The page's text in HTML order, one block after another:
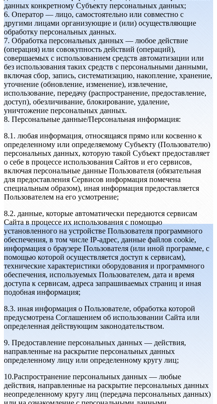
данных конкретному Субъекту персональных данных;
6. Оператор — лицо, самостоятельно или совместно с
другими лицами организующие и (или) осуществляющие
обработку персональных данных.
7. Обработка персональных данных — любое действие
(операция) или совокупность действий (операций),
совершаемых с использованием средств автоматизации или
без использования таких средств с персональными данными,
включая сбор, запись, систематизацию, накопление, хранение,
уточнение (обновление, изменение), извлечение,
использование, передачу (распространение, предоставление,
доступ), обезличивание, блокирование, удаление,
уничтожение персональных данных.
8. Персональные данные/Персональная информация:
8.1. любая информация, относящаяся прямо или косвенно к
определенному или определяемому Субъекту (Пользователю)
персональных данных, которую такой Субъект предоставляет
о себе в процессе использования Сайтов и его сервисов,
включая персональные данные Пользователя (обязательная
для предоставления Сервисов информация помечена
специальным образом), иная информация предоставляется
Пользователем на его усмотрение;
8.2. данные, которые автоматически передаются сервисам
Сайта в процессе их использования с помощью
установленного на устройстве Пользователя программного
обеспечения, в том числе IP-адрес, данные файлов cookie,
информация о браузере Пользователя (или иной программе, с
помощью которой осуществляется доступ к сервисам),
технические характеристики оборудования и программного
обеспечения, используемых Пользователем, дата и время
доступа к сервисам, адреса запрашиваемых страниц и иная
подобная информация;
8.3. иная информация о Пользователе, обработка которой
предусмотрена Соглашением об использовании Сайта или
определенная действующим законодательством.
9. Предоставление персональных данных — действия,
направленные на раскрытие персональных данных
определенному лицу или определенному кругу лиц;
10.Распространение персональных данных — любые
действия, направленные на раскрытие персональных данных
неопределенному кругу лиц (передача персональных данных)